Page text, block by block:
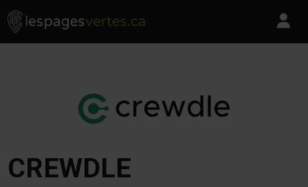
Skip to content
Les Pages Vertes - Go to homepage
CREWDLE